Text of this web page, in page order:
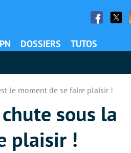
DOSSIERS TUTOS
le moment de se faire plaisir !
sous la
plaisir !